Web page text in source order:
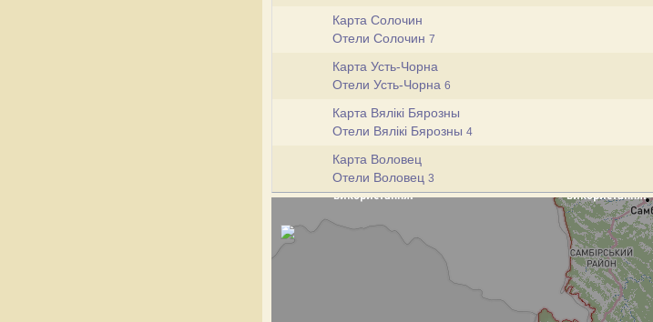
Карта Солочин
Отели Солочин 7
Карта Усть-Чорна
Отели Усть-Чорна 6
Карта Вялікі Бярозны
Отели Вялікі Бярозны 4
Карта Воловец
Отели Воловец 3